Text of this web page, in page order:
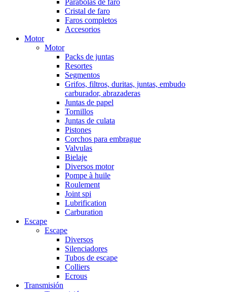
Parabolas de faro
Cristal de faro
Faros completos
Accesorios
Motor
Motor
Packs de juntas
Resortes
Segmentos
Grifos, filtros, duritas, juntas, embudo
carburador, abrazaderas
Juntas de papel
Tornillos
Juntas de culata
Pistones
Corchos para embrague
Valvulas
Bielaje
Diversos motor
Pompe à huile
Roulement
Joint spi
Lubrification
Carburation
Escape
Escape
Diversos
Silenciadores
Tubos de escape
Colliers
Ecrous
Transmisión